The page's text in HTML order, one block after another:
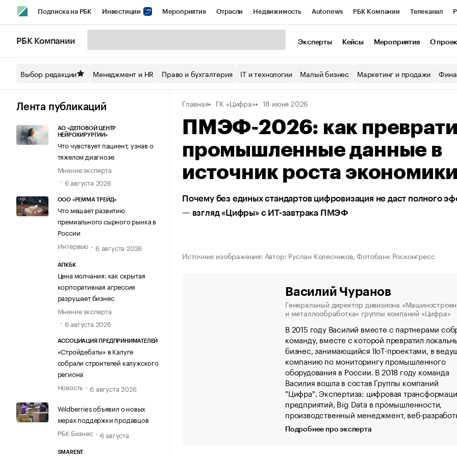
Подписка на РБК Инвестиции Мероприятия Отрасли Недвижимость Autonews РБК Компании Телеканал
Спецпроекты СПб Конференции СПб Спецпроекты Экономика Бизнес
Технологии и медиа Рынок наличной валюты
РБК Компании Эксперты Кейсы Мероприятия О
Выбор редакции Менеджмент и HR Право и бухгалтерия IT и технологии Малый бизнес Маркетинг и продажи
Лента публикаций
АО «ДЕЛОВОЙ ЦЕНТР
НЕЙРОХИРУРГИИ»
Что чувствует пациент, узнав о
тяжелом диагнозе
Мнение эксперта
6 августа 2026
ООО «РЕММА ТРЕЙД»
Что мешает развитию
премиального сырного рынка в
России
Интервью
6 августа 2026
АПКБК
Цена молчания: как скрытая
корпоративная агрессия
разрушает бизнес
Мнение эксперта
6 августа 2026
АССОЦИАЦИЯ ПРЕДПРИНИМАТЕЛЕЙ
«Стройдебаты» в Калуге
собрали строителей калужского
региона
Новость
6 августа 2026
Wildberries объявил о новых
мерах поддержки продавцов
РБК Бизнес
6 августа
SMARENT
Главная ГК «Цифра» 18 июня 2026
ПМЭФ-2026: как
промышленные данные в
источник роста экономики
Почему без единых стандартов цифровизация не даст полного
— взгляд «Цифры» с ИТ-завтрака ПМЭФ
Источник изображения: Автор: Руслан Колесников, Фотобанк Росконгресс
Василий Чуранов
Генеральный директор дивизиона
и металлообработка» группы компаний «Цифра»
В 2015 году Василий вместе с партнерами
команду, вместе с которой превратил
бизнес, занимающийся IIoT-проектами, в
компанию по мониторингу промышленного
оборудования в России. В 2018 году команда
Василия вошла в состав Группы компаний
"Цифра". Экспертиза: цифровая
предприятий, Big Data в промышленности,
производственный менеджмент, веб-
Подробнее про эксперта